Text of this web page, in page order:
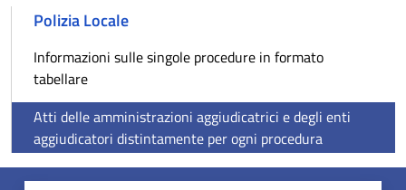
Polizia Locale
Informazioni sulle singole procedure in formato
tabellare
Atti delle amministrazioni aggiudicatrici e degli enti
aggiudicatori distintamente per ogni procedura